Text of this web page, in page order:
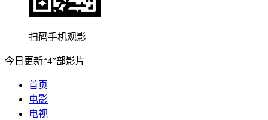
扫码手机观影
今日更新“4”部影片
首页
电影
电视